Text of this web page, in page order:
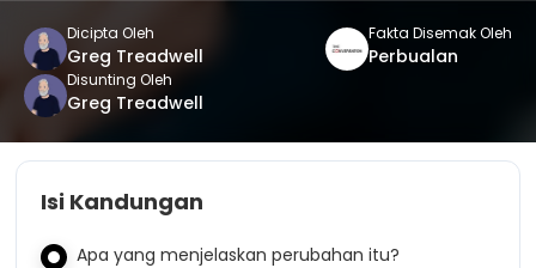
Dicipta Oleh
Greg Treadwell
Fakta Disemak Oleh
Perbualan
Disunting Oleh
Greg Treadwell
Isi Kandungan
Apa yang menjelaskan perubahan itu?